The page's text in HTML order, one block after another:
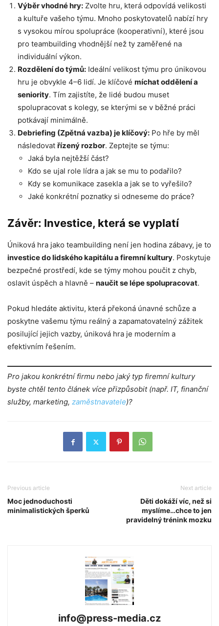
Výběr vhodné hry: Zvolte hru, která odpovídá velikosti
a kultuře vašeho týmu. Mnoho poskytovatelů nabízí hry
s vysokou mírou spolupráce (kooperativní), které jsou
pro teambuilding vhodnější než ty zaměřené na
individuální výkon.
Rozdělení do týmů: Ideální velikost týmu pro únikovou
hru je obvykle 4–6 lidí. Je klíčové míchat oddělení a
seniority. Tím zajistíte, že lidé budou muset
spolupracovat s kolegy, se kterými se v běžné práci
potkávají minimálně.
Debriefing (Zpětná vazba) je klíčový: Po hře by měl
následovat řízený rozbor. Zeptejte se týmu:
Jaká byla nejtěžší část?
Kdo se ujal role lídra a jak se mu to podařilo?
Kdy se komunikace zasekla a jak se to vyřešilo?
Jaké konkrétní poznatky si odneseme do práce?
Závěr: Investice, která se vyplatí
Úniková hra jako teambuilding není jen hodina zábavy, je to
investice do lidského kapitálu a firemní kultury. Poskytuje
bezpečné prostředí, kde se týmy mohou poučit z chyb,
oslavit úspěch a hlavně – naučit se lépe spolupracovat.
Pokud hledáte aktivitu, která překoná únavné schůze a
poskytne vašemu týmu reálný a zapamatovatelný zážitek
posilující jejich vazby, úniková hra je moderním a
efektivním řešením.
Pro jakou konkrétní firmu nebo jaký typ firemní kultury
byste chtěl tento článek více přizpůsobit (např. IT, finanční
služby, marketing, zaměstnavatele)?
Previous article
Moc jednoduchosti
minimalistických šperků
Next article
Děti dokáží víc, než si
myslíme…chce to jen
pravidelný trénink mozku
info@press-media.cz